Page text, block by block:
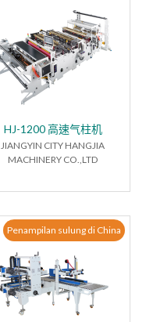
HJ-1200 高速气柱机
JIANGYIN CITY HANGJIA
MACHINERY CO.,LTD
Penampilan sulung di China